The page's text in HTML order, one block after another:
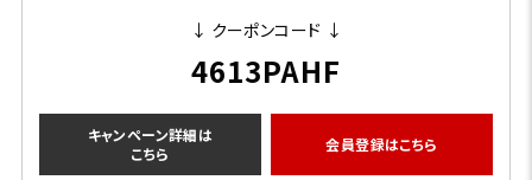
↓ クーポンコード ↓
4613PAHF
キャンペーン詳細は
こちら
会員登録はこちら